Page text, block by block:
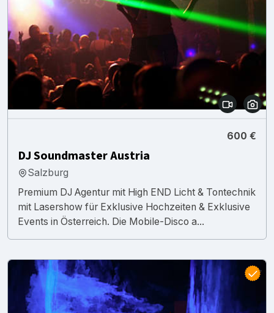
600 €
DJ Soundmaster Austria
Salzburg
Premium DJ Agentur mit High END Licht & Tontechnik
mit Lasershow für Exklusive Hochzeiten & Exklusive
Events in Österreich. Die Mobile-Disco a...